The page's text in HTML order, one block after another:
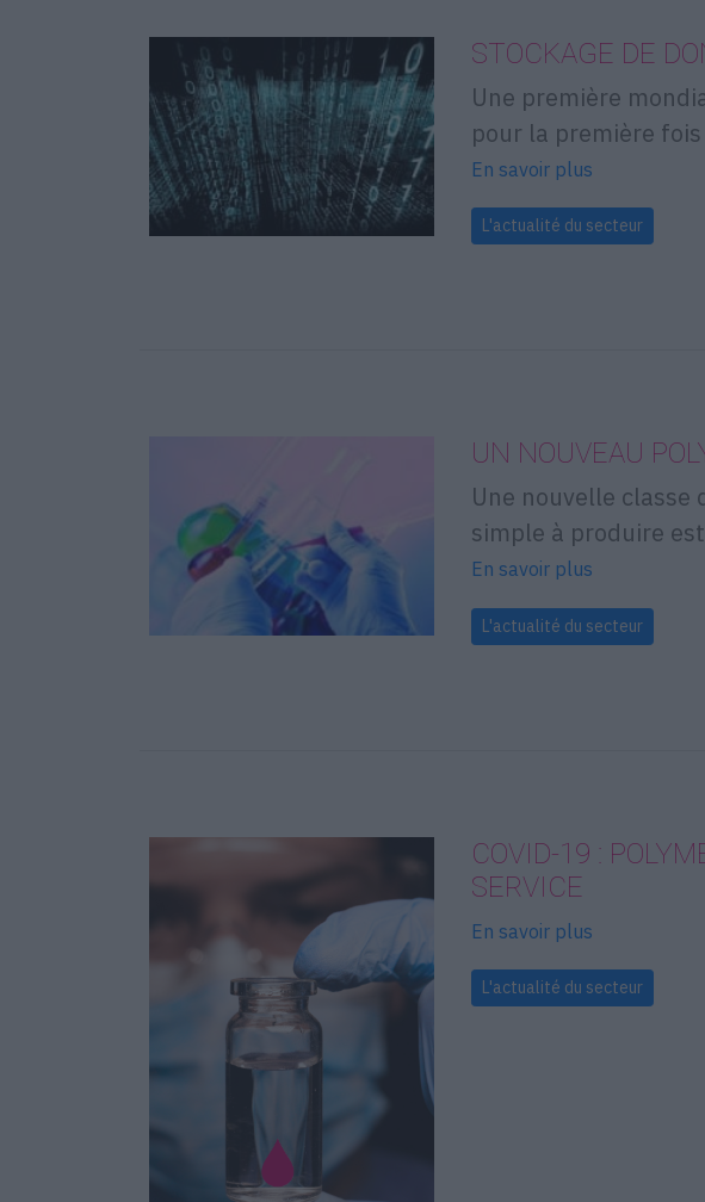
STOCKAGE DE
Une première
pour la première
En savoir plus
L'actualité du secteur
UN NOUVEAU
Une nouvelle classe
simple à produire
En savoir plus
L'actualité du secteur
COVID-19 :
SERVICE
En savoir plus
L'actualité du secteur